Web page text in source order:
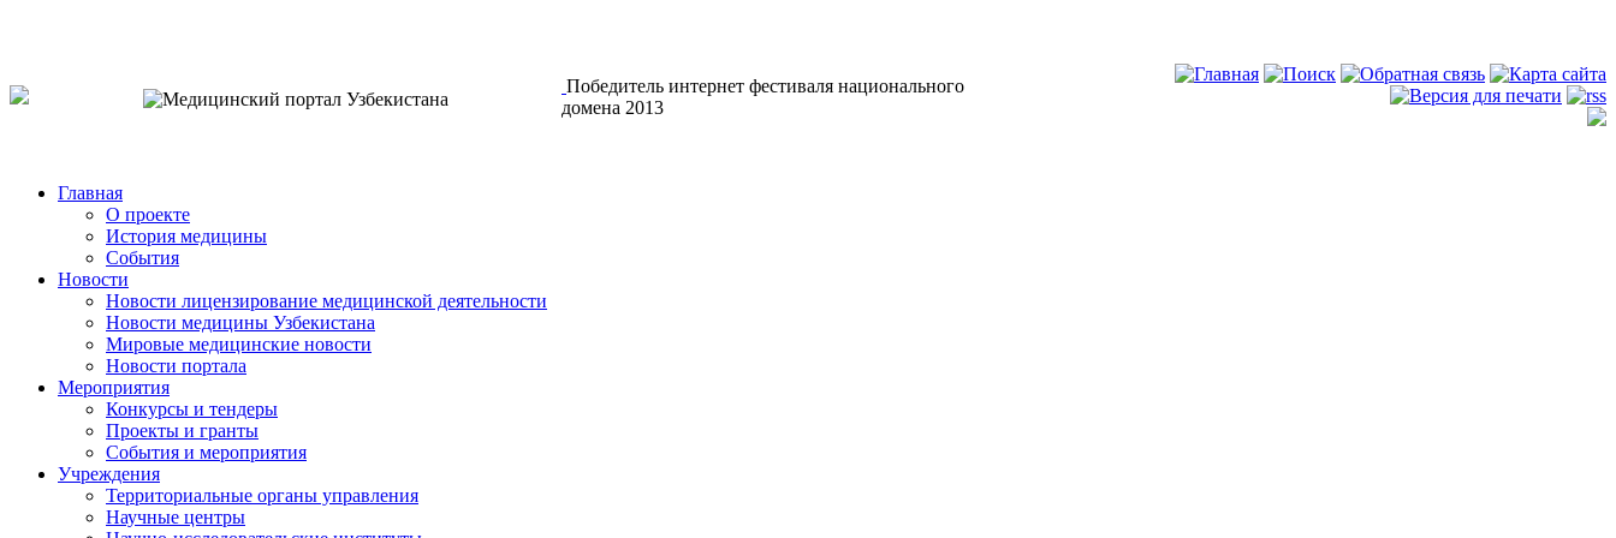
Победитель интернет фестиваля национального
домена 2013
Главная
О проекте
История медицины
События
Новости
Новости лицензирование медицинской деятельности
Новости медицины Узбекистана
Мировые медицинские новости
Новости портала
Мероприятия
Конкурсы и тендеры
Проекты и гранты
События и мероприятия
Учреждения
Территориальные органы управления
Научные центры